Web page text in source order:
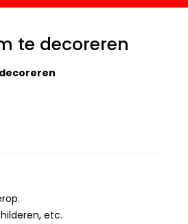
te decoreren
etc.